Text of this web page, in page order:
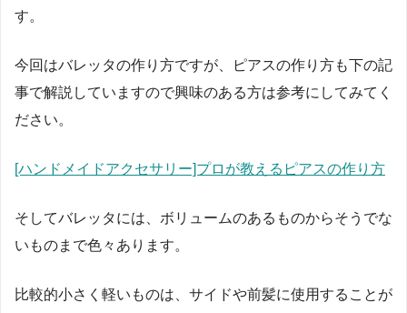
す。
今回はバレッタの作り方ですが、ピアスの作り方も下の記
事で解説していますので興味のある方は参考にしてみてく
ださい。
[ハンドメイドアクセサリー]プロが教えるピアスの作り方
そしてバレッタには、ボリュームのあるものからそうでな
いものまで色々あります。
比較的小さく軽いものは、サイドや前髪に使用することが